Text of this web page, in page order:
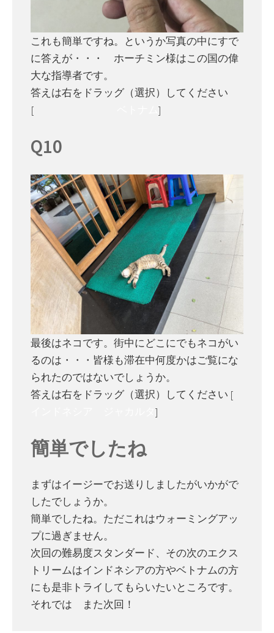
これも簡単ですね。というか写真の中にすで
に答えが・・・ ホーチミン様はこの国の偉
大な指導者です。
答えは右をドラッグ（選択）してください
[
]
Q10
最後はネコです。街中にどこにでもネコがい
るのは・・・皆様も滞在中何度かはご覧にな
られたのではないでしょうか。
答えは右をドラッグ（選択）してください [
]
簡単でしたね
まずはイージーでお送りしましたがいかがで
したでしょうか。
簡単でしたね。ただこれはウォーミングアッ
プに過ぎません。
次回の難易度スタンダード、その次のエクス
トリームはインドネシアの方やベトナムの方
にも是非トライしてもらいたいところです。
それでは また次回！